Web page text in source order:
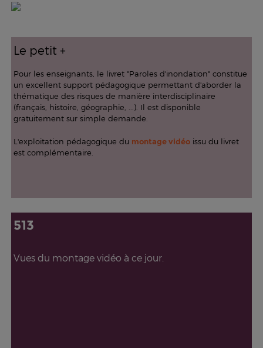
Le petit +
Pour les enseignants, le livret "Paroles d'inondation" constitue
un excellent support pédagogique permettant d'aborder la
thématique des risques de manière interdisciplinaire
(français, histoire, géographie, ...). Il est disponible
gratuitement sur simple demande.
L'exploitation pédagogique du montage vidéoissu du livret
est complémentaire.
513
Vues du montage vidéo à ce jour.